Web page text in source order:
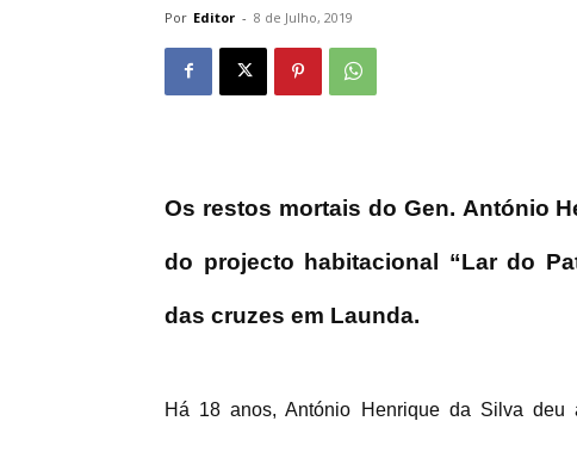
Por Editor - 8 de Julho, 2019
Os restos mortais do Gen. António
do projecto habitacional “Lar do
das cruzes em Launda.
Há 18 anos, António Henrique da Silva